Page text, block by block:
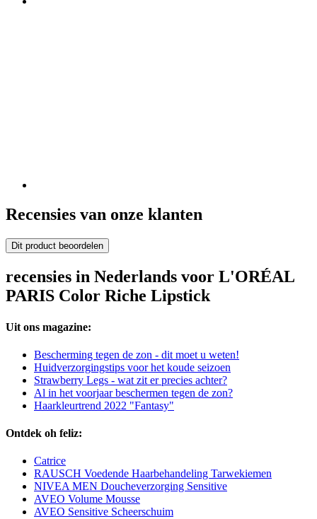
Recensies van onze klanten
Dit product beoordelen
recensies in Nederlands voor L'ORÉAL
PARIS Color Riche Lipstick
Uit ons magazine:
Bescherming tegen de zon - dit moet u weten!
Huidverzorgingstips voor het koude seizoen
Strawberry Legs - wat zit er precies achter?
Al in het voorjaar beschermen tegen de zon?
Haarkleurtrend 2022 "Fantasy"
Ontdek oh feliz:
Catrice
RAUSCH Voedende Haarbehandeling Tarwekiemen
NIVEA MEN Doucheverzorging Sensitive
AVEO Volume Mousse
AVEO Sensitive Scheerschuim